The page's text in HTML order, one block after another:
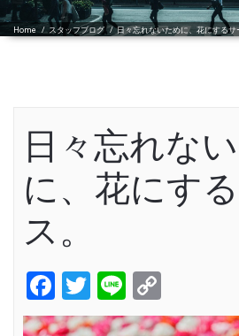
Home / スタッフブログ /日々忘れないために、花にするサ
日々忘れな
に、花にす
ス。
Facebook
Twitter
Line
Link